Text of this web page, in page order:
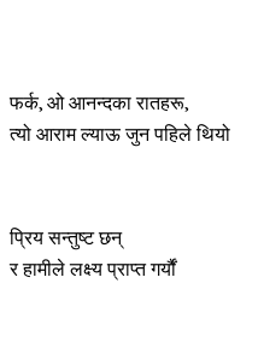
फर्क, ओ आनन्दका रातहरू,
त्यो आराम ल्याऊ जुन पहिले थियो
प्रिय सन्तुष्ट छन्
र हामीले लक्ष्य प्राप्त गर्यौं